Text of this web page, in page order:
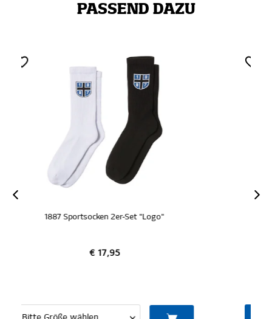
PASSEND DAZU
1887 Cap "Logo schwarz"
IN DEN WARENKORB